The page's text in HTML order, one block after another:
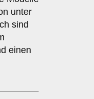
unter
sind
einen